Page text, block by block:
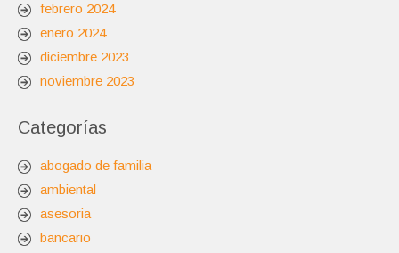
febrero 2024
enero 2024
diciembre 2023
noviembre 2023
Categorías
abogado de familia
ambiental
asesoria
bancario